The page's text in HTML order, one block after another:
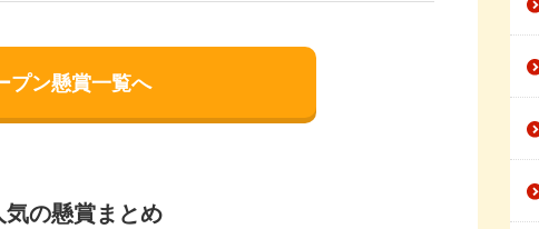
プン懸賞一覧へ
気の懸賞まとめ